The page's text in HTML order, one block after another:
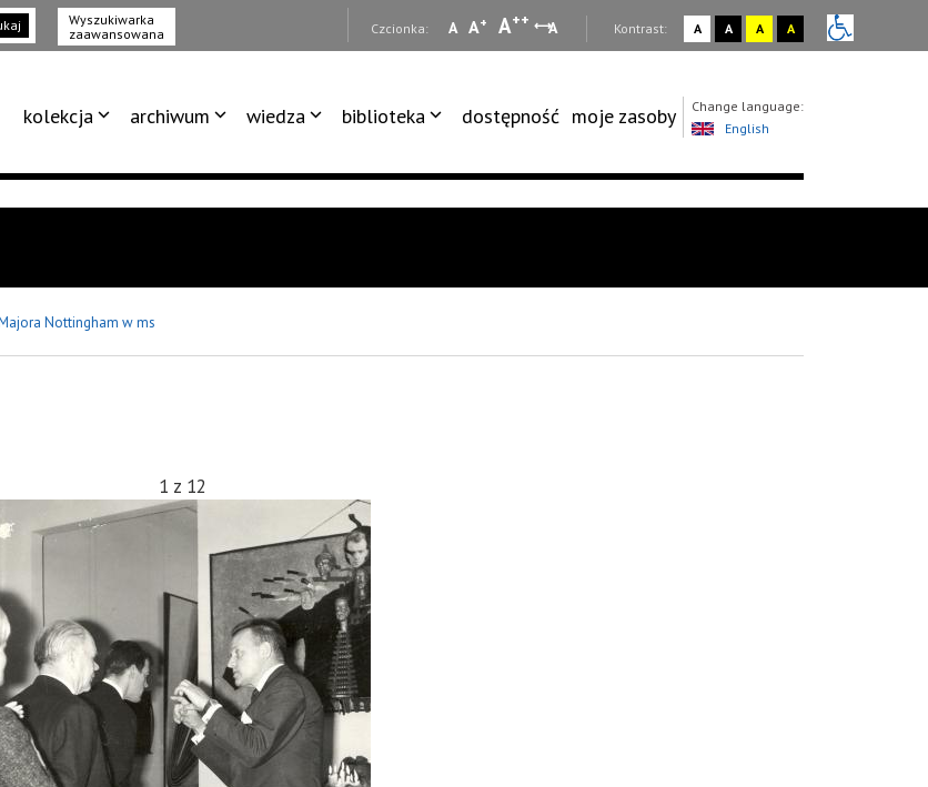
Wyszukiwarka
zaawansowana
Czcionka: A A+ A++ A Kontrast: A A A A
kolekcja archiwum wiedza biblioteka dostępność moje zasoby
Change language:
English
Nottingham w ms
1 z 12